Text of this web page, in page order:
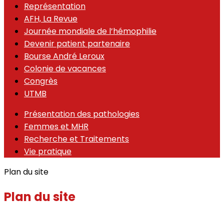
Représentation
AFH, La Revue
Journée mondiale de l’hémophilie
Devenir patient partenaire
Bourse André Leroux
Colonie de vacances
Congrès
UTMB
Présentation des pathologies
Femmes et MHR
Recherche et Traitements
Vie pratique
Plan du site
Plan du site